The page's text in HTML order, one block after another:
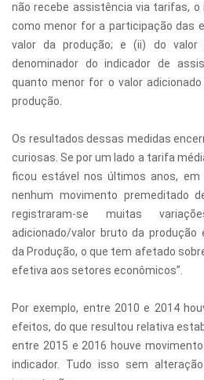
não recebe assistência via tarifas,
como menor for a participação das
valor da produção; e (ii) do valor
denominador do indicador de
quanto menor for o valor
produção.
Os resultados dessas medidas
curiosas. Se por um lado a tarifa
ficou estável nos últimos anos, em
nenhum movimento premeditado
registraram-se muitas
adicionado/valor bruto da produção
da Produção, o que tem afetado
efetiva aos setores econômicos”.
Por exemplo, entre 2010 e 2014
efeitos, do que resultou relativa
entre 2015 e 2016 houve
indicador. Tudo isso sem